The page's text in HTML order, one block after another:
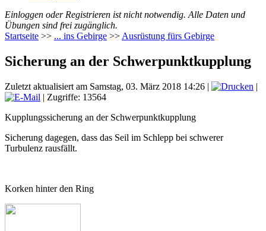
Einloggen oder Registrieren ist nicht notwendig. Alle Daten und
Übungen sind frei zugänglich.
Startseite >> ... ins Gebirge >> Ausrüstung fürs Gebirge
Sicherung an der Schwerpunktkupplung
Zuletzt aktualisiert am Samstag, 03. März 2018 14:26 |
|
| Zugriffe: 13564
Kupplungssicherung an der Schwerpunktkupplung
Sicherung dagegen, dass das Seil im Schlepp bei schwerer
Turbulenz rausfällt.
Korken hinter den Ring